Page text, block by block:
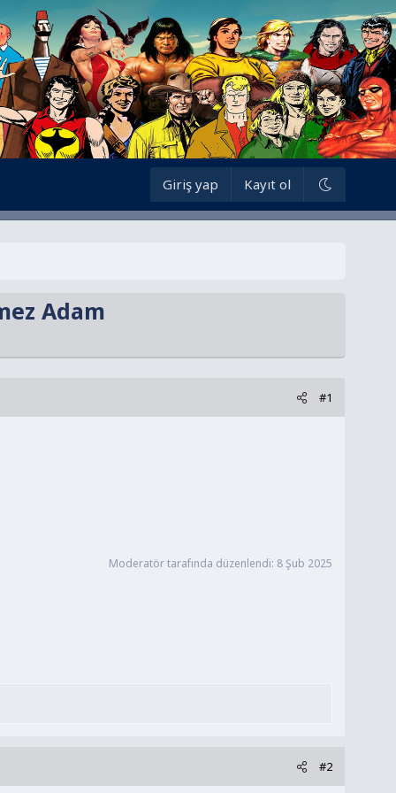
Giriş yap Kayıt ol
Adam
#1
Moderatör tarafında düzenlendi: 8 Şub 2025
#2